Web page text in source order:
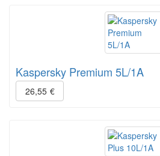
Kaspersky Premium 5L/1A
26,55 €